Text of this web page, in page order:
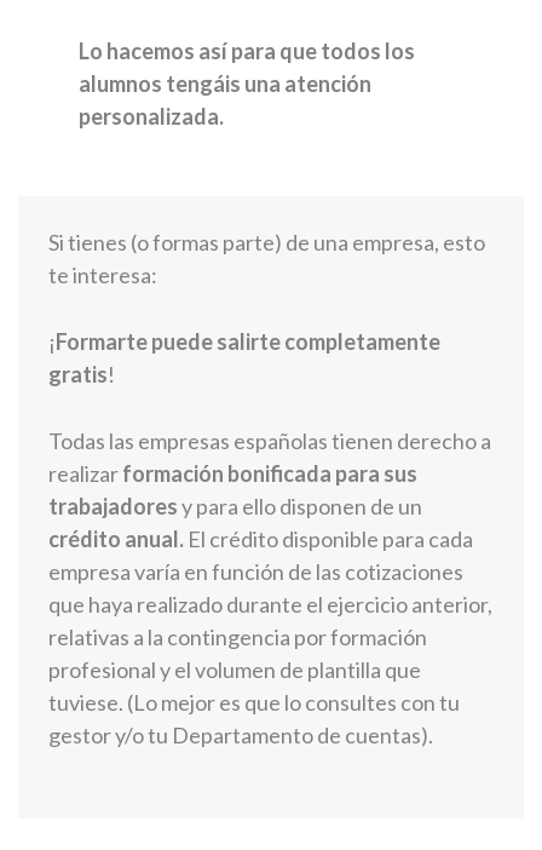
Lo hacemos así para que todos los
alumnos tengáis una atención
personalizada.
Si tienes (o formas parte) de una empresa, esto
te interesa:
¡Formarte puede salirte completamente
gratis!
Todas las empresas españolas tienen derecho a
realizarformación bonificada para sus
trabajadoresy para ello disponen de un
crédito anual. El crédito disponible para cada
empresa varía en función de las cotizaciones
que haya realizado durante el ejercicio anterior,
relativas a la contingencia por formación
profesional y el volumen de plantilla que
tuviese. (Lo mejor es que lo consultes con tu
gestor y/o tu Departamento de cuentas).